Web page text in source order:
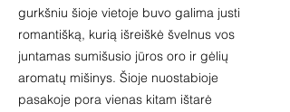
gurkšniu šioje vietoje buvo galima justi
romantišką, kurią išreiškė švelnus vos
juntamas sumišusio jūros oro ir gėlių
aromatų mišinys. Šioje nuostabioje
pasakoje pora vienas kitam ištarė